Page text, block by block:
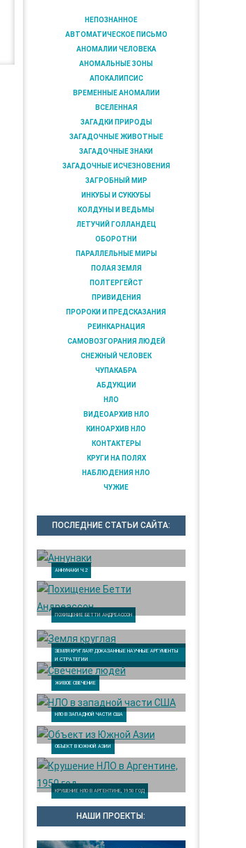
НЕПОЗНАННОЕ
АВТОМАТИЧЕСКОЕ ПИСЬМО
АНОМАЛИИ ЧЕЛОВЕКА
АНОМАЛЬНЫЕ ЗОНЫ
АПОКАЛИПСИС
ВРЕМЕННЫЕ АНОМАЛИИ
ВСЕЛЕННАЯ
ЗАГАДКИ ПРИРОДЫ
ЗАГАДОЧНЫЕ ЖИВОТНЫЕ
ЗАГАДОЧНЫЕ ЗНАКИ
ЗАГАДОЧНЫЕ ИСЧЕЗНОВЕНИЯ
ЗАГРОБНЫЙ МИР
ИНКУБЫ И СУККУБЫ
КОЛДУНЫ И ВЕДЬМЫ
ЛЕТУЧИЙ ГОЛЛАНДЕЦ
ОБОРОТНИ
ПАРАЛЛЕЛЬНЫЕ МИРЫ
ПОЛАЯ ЗЕМЛЯ
ПОЛТЕРГЕЙСТ
ПРИВИДЕНИЯ
ПРОРОКИ И ПРЕДСКАЗАНИЯ
РЕИНКАРНАЦИЯ
САМОВОЗГОРАНИЯ ЛЮДЕЙ
СНЕЖНЫЙ ЧЕЛОВЕК
ЧУПАКАБРА
АБДУКЦИИ
НЛО
ВИДЕОАРХИВ НЛО
КИНОАРХИВ НЛО
КОНТАКТЕРЫ
КРУГИ НА ПОЛЯХ
НАБЛЮДЕНИЯ НЛО
ЧУЖИЕ
ПОСЛЕДНИЕ СТАТЬИ САЙТА:
АННУНАКИ Ч.2
ПОХИЩЕНИЕ БЕТТИ АНДРЕАССОН
ЗЕМЛЯ КРУГЛАЯ? ДОКАЗАННЫЕ НАУЧНЫЕ АРГУМЕНТЫ
И СТРАТЕГИИ
ЖИВОЕ СВЕЧЕНИЕ
НЛО В ЗАПАДНОЙ ЧАСТИ США
ОБЪЕКТ В ЮЖНОЙ АЗИИ
КРУШЕНИЕ НЛО В АРГЕНТИНЕ, 1950 ГОД
НАШИ ПРОЕКТЫ: